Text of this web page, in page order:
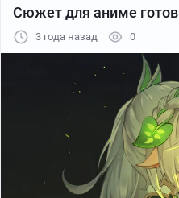
Сюжет для аниме готов
3 года назад 0